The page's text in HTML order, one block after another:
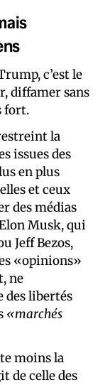
c’est le
diffamer sans
fort.
la
issues des
en plus
et ceux
des médias
Musk, qui
Jeff Bezos,
«opinions»
ne
des libertés
«marchés
moins la
de celle des